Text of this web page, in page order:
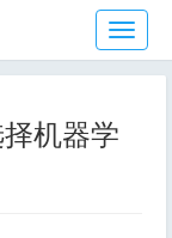
技
术
指
机器学